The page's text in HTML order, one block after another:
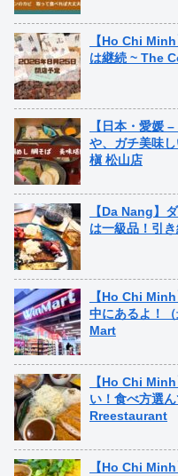
【Ho Chi
は継続 ~ The
【日本・愛媛
や、ガチ美味
槇 松山店
【Da Nang】
は一級品！引
【Ho Chi
中にあるよ！
Mart
【Ho Chi
い！食べ方選
Rreestaurant
【Ho Chi